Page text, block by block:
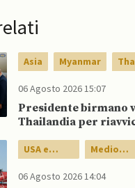
Asia Myanmar
06 Agosto 2026 15:07
Presidente birmano
Thailandia per
USA e
Canada
Medio
Oriente
06 Agosto 2026 14:04